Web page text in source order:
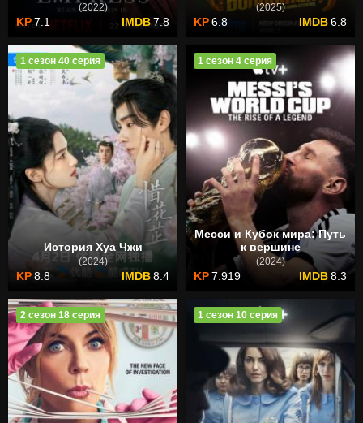
(2022)
7.1 7.8
(2025)
6.8 6.8
История Хуа Чжи
(2024)
8.8 8.4
1 сезон 40 серия
Месси и Кубок мира: Путь
к вершине
(2024)
7.919 8.3
1 сезон 4 серия
2 сезон 18 серия 1 сезон 10 серия